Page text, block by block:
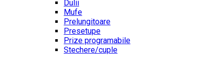
Dulii
Mufe
Prelungitoare
Presetupe
Prize programabile
Stechere/cuple